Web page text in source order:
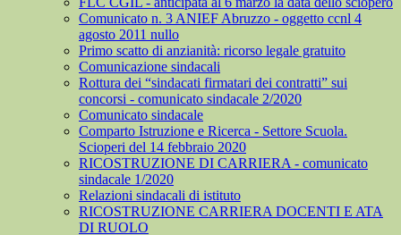
Comunicato n. 3 ANIEF Abruzzo - oggetto ccnl 4
agosto 2011 nullo
Primo scatto di anzianità: ricorso legale gratuito
Comunicazione sindacali
Rottura dei “sindacati firmatari dei contratti” sui
concorsi - comunicato sindacale 2/2020
Comunicato sindacale
Comparto Istruzione e Ricerca - Settore Scuola.
Scioperi del 14 febbraio 2020
RICOSTRUZIONE DI CARRIERA - comunicato
sindacale 1/2020
Relazioni sindacali di istituto
RICOSTRUZIONE CARRIERA DOCENTI E ATA
DI RUOLO